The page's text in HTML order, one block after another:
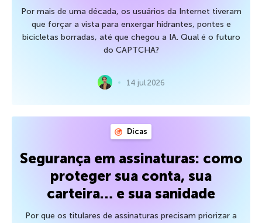
Por mais de uma década, os usuários da Internet tiveram
que forçar a vista para enxergar hidrantes, pontes e
bicicletas borradas, até que chegou a IA. Qual é o futuro
do CAPTCHA?
14 jul 2026
Dicas
Segurança em assinaturas: como
proteger sua conta, sua
carteira… e sua sanidade
Por que os titulares de assinaturas precisam priorizar a